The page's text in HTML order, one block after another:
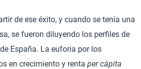
de ese éxito, y cuando se tenía una
se fueron diluyendo los perfiles de
España. La euforia por los
en crecimiento y renta per cápita